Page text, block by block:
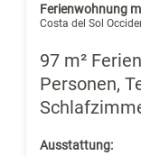
Ferienwohnung
Costa del Sol
97 m²
Personen,
Ausstattung: